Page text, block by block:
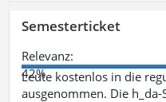
Semesterticket
Relevanz:
42%
Leute kostenlos in die
ausgenommen. Die